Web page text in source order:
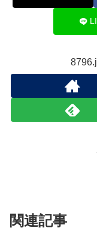
関連記事